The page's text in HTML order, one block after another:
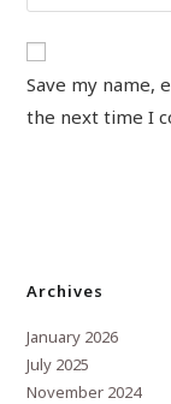
Save my name,
the next time I
Archives
January 2026
July 2025
November 2024